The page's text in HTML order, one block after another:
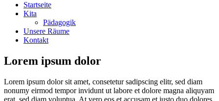
Startseite
Kita
Pädagogik
Unsere Räume
Kontakt
Lorem ipsum dolor
Lorem ipsum dolor sit amet, consetetur sadipscing elitr, sed diam
nonumy eirmod tempor invidunt ut labore et dolore magna aliquyam
erat, sed diam voluptua. At vero eos et accusam et justo duo dolores